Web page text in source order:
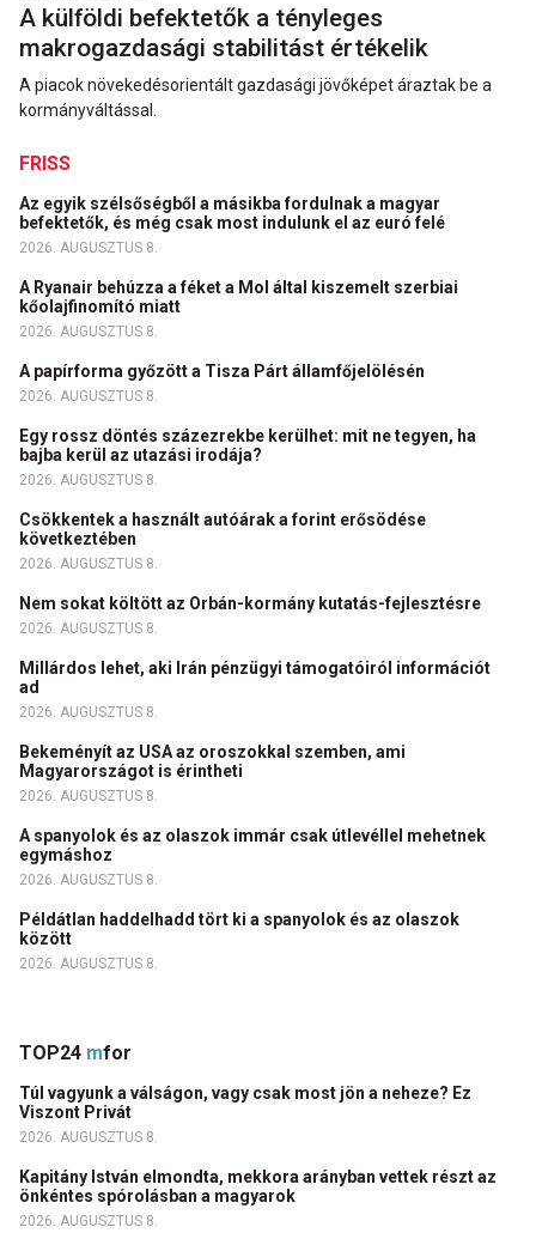
A külföldi befektetők a tényleges
makrogazdasági stabilitást értékelik
A piacok növekedésorientált gazdasági jövőképet áraztak be a
kormányváltással.
FRISS
Az egyik szélsőségből a másikba fordulnak a magyar
befektetők, és még csak most indulunk el az euró felé
2026. AUGUSZTUS 8.
A Ryanair behúzza a féket a Mol által kiszemelt szerbiai
kőolajfinomító miatt
2026. AUGUSZTUS 8.
A papírforma győzött a Tisza Párt államfőjelölésén
2026. AUGUSZTUS 8.
Egy rossz döntés százezrekbe kerülhet: mit ne tegyen, ha
bajba kerül az utazási irodája?
2026. AUGUSZTUS 8.
Csökkentek a használt autóárak a forint erősödése
következtében
2026. AUGUSZTUS 8.
Nem sokat költött az Orbán-kormány kutatás-fejlesztésre
2026. AUGUSZTUS 8.
Millárdos lehet, aki Irán pénzügyi támogatóiról információt
ad
2026. AUGUSZTUS 8.
Bekeményít az USA az oroszokkal szemben, ami
Magyarországot is érintheti
2026. AUGUSZTUS 8.
A spanyolok és az olaszok immár csak útlevéllel mehetnek
egymáshoz
2026. AUGUSZTUS 8.
Példátlan haddelhadd tört ki a spanyolok és az olaszok
között
2026. AUGUSZTUS 8.
TOP24 mfor
Túl vagyunk a válságon, vagy csak most jön a neheze? Ez
Viszont Privát
2026. AUGUSZTUS 8.
Kapitány István elmondta, mekkora arányban vettek részt az
önkéntes spórolásban a magyarok
2026. AUGUSZTUS 8.